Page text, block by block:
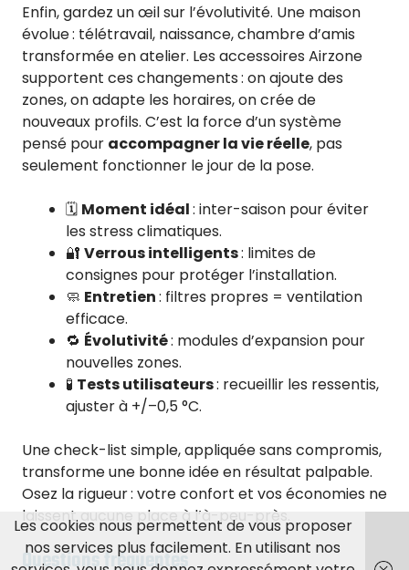
Enfin, gardez un œil sur l’évolutivité. Une maison
évolue : télétravail, naissance, chambre d’amis
transformée en atelier. Les accessoires Airzone
supportent ces changements : on ajoute des
zones, on adapte les horaires, on crée de
nouveaux profils. C’est la force d’un système
pensé pour accompagner la vie réelle, pas
seulement fonctionner le jour de la pose.
🗓️ Moment idéal: inter-saison pour éviter
les stress climatiques.
🔐 Verrous intelligents: limites de
consignes pour protéger l’installation.
🧼 Entretien: filtres propres = ventilation
efficace.
🔁 Évolutivité: modules d’expansion pour
nouvelles zones.
🧪 Tests utilisateurs: recueillir les ressentis,
ajuster à +/–0,5 °C.
Une check-list simple, appliquée sans compromis,
transforme une bonne idée en résultat palpable.
Osez la rigueur : votre confort et vos économies ne
laissent aucune place à l’à-peu-près.
Questions fréquentes
Les cookies nous permettent de vous proposer
nos services plus facilement. En utilisant nos